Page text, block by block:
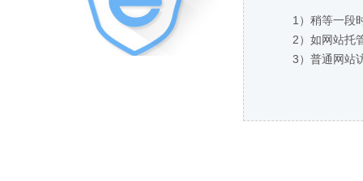
1）稍等一段
2）如网站托
3）普通网站